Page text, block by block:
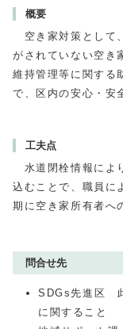
概要
空き家対策として
がされていない空き
維持管理等に関する
で、区内の安心・安
工夫点
水道閉栓情報によ
込むことで、職員に
期に空き家所有者へ
問合せ先
SDGs先進区
に関すること